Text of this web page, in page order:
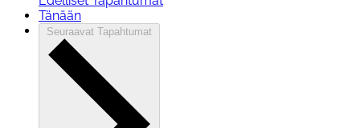
Tänään
Seuraavat Tapahtumat